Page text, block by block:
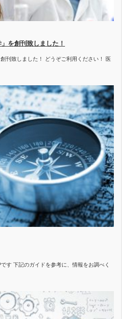
を創刊致しました！
刊致しました！ どうぞご利用ください！ 医
す 下記のガイドを参考に、情報をお調べく